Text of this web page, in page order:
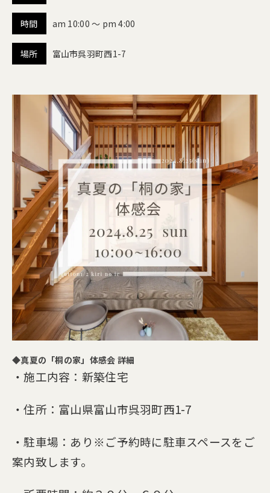
時間 am 10:00 ～ pm 4:00
場所 富山市呉羽町西1-7
◆真夏の「桐の家」体感会 詳細
・施工内容：新築住宅
・住所：富山県富山市呉羽町西1-7
・駐車場：あり※ご予約時に駐車スペースをご
案内致します。